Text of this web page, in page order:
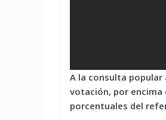
A la consulta
votación, por encima
porcentuales del